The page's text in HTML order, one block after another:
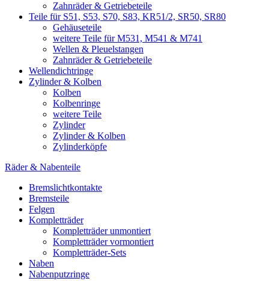
Zahnräder & Getriebeteile
Teile für S51, S53, S70, S83, KR51/2, SR50, SR80
Gehäuseteile
weitere Teile für M531, M541 & M741
Wellen & Pleuelstangen
Zahnräder & Getriebeteile
Wellendichtringe
Zylinder & Kolben
Kolben
Kolbenringe
weitere Teile
Zylinder
Zylinder & Kolben
Zylinderköpfe
Räder & Nabenteile
Bremslichtkontakte
Bremsteile
Felgen
Kompletträder
Kompletträder unmontiert
Kompletträder vormontiert
Kompletträder-Sets
Naben
Nabenputzringe